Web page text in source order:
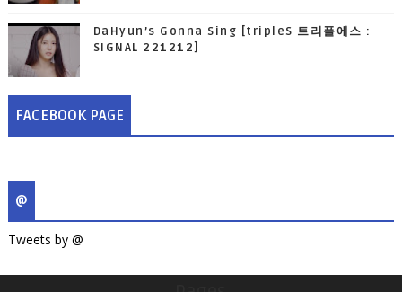
DaHyun’s Gonna Sing [tripleS 트리플에스 :
SIGNAL 221212]
FACEBOOK PAGE
@
Tweets by @